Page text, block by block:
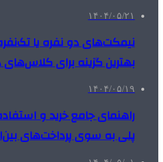
۱۴۰۴/۰۵/۲۱
نیمکت‌های دو نفره یا
بهترین گزینه برای
۱۴۰۴/۰۵/۱۹
راهنمای جامع خرید و
پلی به سوی پرداخت‌های